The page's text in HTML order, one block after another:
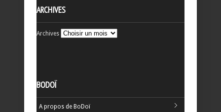
ARCHIVES
Archives
BODOÏ
A propos de BoDoï